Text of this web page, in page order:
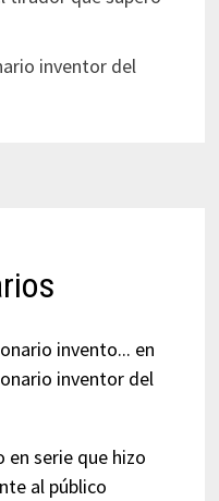
inventor del
invento... en
inventor del
en serie que hizo
al público